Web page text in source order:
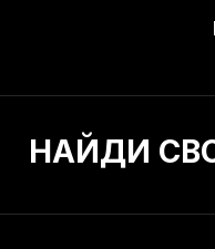
НАЙДИ